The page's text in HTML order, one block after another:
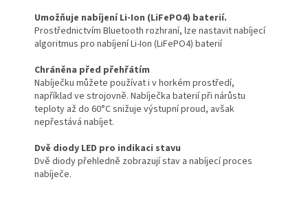
Umožňuje nabíjení Li-Ion (LiFePO4) baterií.
Prostřednictvím Bluetooth rozhraní, lze nastavit nabíjecí
algoritmus pro nabíjení Li-Ion (LiFePO4) baterií
Chráněna před přehřátím
Nabíječku můžete používat i v horkém prostředí,
například ve strojovně. Nabíječka baterií při nárůstu
teploty až do 60°C snižuje výstupní proud, avšak
nepřestává nabíjet.
Dvě diody LED pro indikaci stavu
Dvě diody přehledně zobrazují stav a nabíjecí proces
nabíječe.